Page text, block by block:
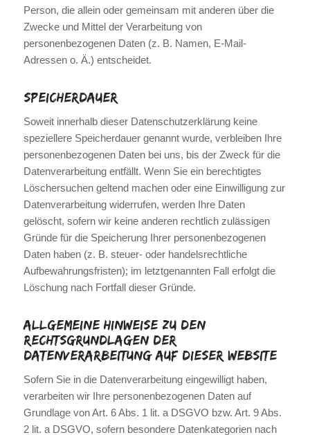
Person, die allein oder gemeinsam mit anderen über die
Zwecke und Mittel der Verarbeitung von
personenbezogenen Daten (z. B. Namen, E-Mail-
Adressen o. Ä.) entscheidet.
Speicherdauer
Soweit innerhalb dieser Datenschutzerklärung keine
speziellere Speicherdauer genannt wurde, verbleiben Ihre
personenbezogenen Daten bei uns, bis der Zweck für die
Datenverarbeitung entfällt. Wenn Sie ein berechtigtes
Löschersuchen geltend machen oder eine Einwilligung zur
Datenverarbeitung widerrufen, werden Ihre Daten
gelöscht, sofern wir keine anderen rechtlich zulässigen
Gründe für die Speicherung Ihrer personenbezogenen
Daten haben (z. B. steuer- oder handelsrechtliche
Aufbewahrungsfristen); im letztgenannten Fall erfolgt die
Löschung nach Fortfall dieser Gründe.
Allgemeine Hinweise zu den
Rechtsgrundlagen der
Datenverarbeitung auf dieser Website
Sofern Sie in die Datenverarbeitung eingewilligt haben,
verarbeiten wir Ihre personenbezogenen Daten auf
Grundlage von Art. 6 Abs. 1 lit. a DSGVO bzw. Art. 9 Abs.
2 lit. a DSGVO, sofern besondere Datenkategorien nach